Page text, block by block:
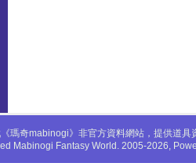
瑪奇mabinogi》非官方資料網站，提供道
Mabinogi Fantasy World. 2005-2026,